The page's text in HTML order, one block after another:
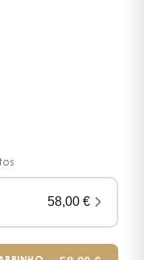
58,00€